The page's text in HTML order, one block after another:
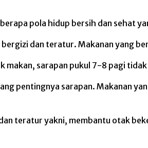
pola hidup bersih dan sehat
bergizi dan teratur. Makanan yang
makan, sarapan pukul 7-8 pagi
pentingnya sarapan. Makanan
teratur yakni, membantu otak